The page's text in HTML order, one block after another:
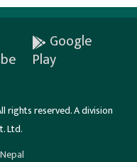
Google
Play
rights reserved. A division
Ltd.